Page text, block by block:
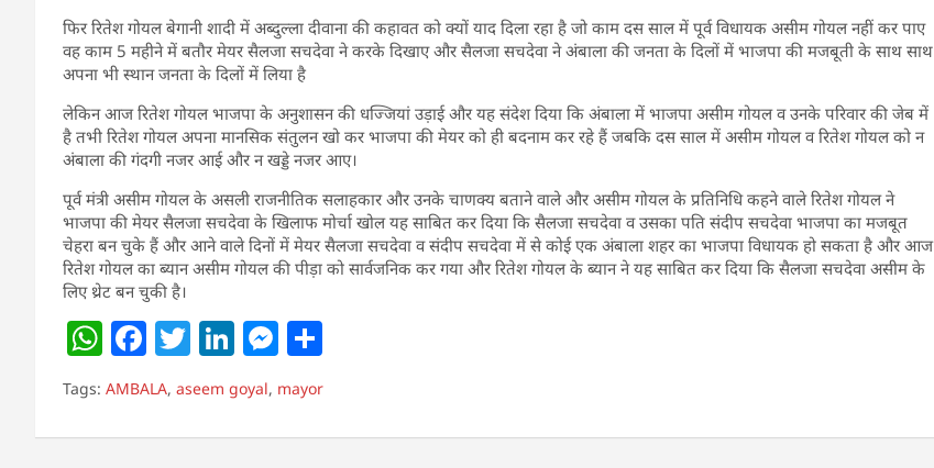
फिर रितेश गोयल बेगानी शादी में अब्दुल्ला दीवाना की कहावत को क्यों याद दिला रहा है जो काम दस साल में पूर्व विधायक असीम गोयल नहीं कर पाए
वह काम 5 महीने में बतौर मेयर सैलजा सचदेवा ने करके दिखाए और सैलजा सचदेवा ने अंबाला की जनता के दिलों में भाजपा की मजबूती के साथ साथ
अपना भी स्थान जनता के दिलों में लिया है
लेकिन आज रितेश गोयल भाजपा के अनुशासन की धज्जियां उड़ाई और यह संदेश दिया कि अंबाला में भाजपा असीम गोयल व उनके परिवार की जेब में
है तभी रितेश गोयल अपना मानसिक संतुलन खो कर भाजपा की मेयर को ही बदनाम कर रहे हैं जबकि दस साल में असीम गोयल व रितेश गोयल को न
अंबाला की गंदगी नजर आई और न खड्डे नजर आए।
पूर्व मंत्री असीम गोयल के असली राजनीतिक सलाहकार और उनके चाणक्य बताने वाले और असीम गोयल के प्रतिनिधि कहने वाले रितेश गोयल ने
भाजपा की मेयर सैलजा सचदेवा के खिलाफ मोर्चा खोल यह साबित कर दिया कि सैलजा सचदेवा व उसका पति संदीप सचदेवा भाजपा का मजबूत
चेहरा बन चुके हैं और आने वाले दिनों में मेयर सैलजा सचदेवा व संदीप सचदेवा में से कोई एक अंबाला शहर का भाजपा विधायक हो सकता है और आज
रितेश गोयल का ब्यान असीम गोयल की पीड़ा को सार्वजनिक कर गया और रितेश गोयल के ब्यान ने यह साबित कर दिया कि सैलजा सचदेवा असीम के
लिए थ्रेट बन चुकी है।
W
h
at
s
F
a
c
e
T
w
itt
er
Li
n
k
e
M
e
ss
e
h
e
Tags: AMBALA, aseem goyal, mayor